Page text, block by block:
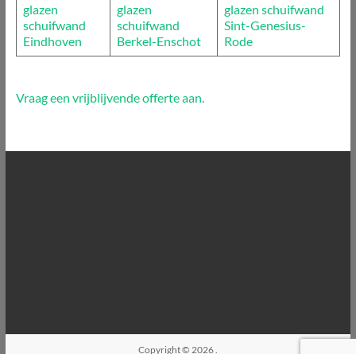
glazen
schuifwand
Eindhoven
glazen
schuifwand
Berkel-Enschot
glazen schuifwand
Sint-Genesius-
Rode
Vraag een vrijblijvende offerte aan.
Copyright © 2026